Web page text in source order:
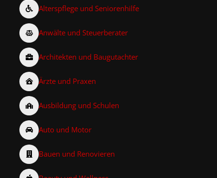
Alterspflege und Seniorenhilfe
Anwälte und Steuerberater
Architekten und Baugutachter
Ärzte und Praxen
Ausbildung und Schulen
Auto und Motor
Bauen und Renovieren